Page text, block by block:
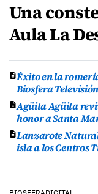
Una
Aula La
Éxito en la
Biosfera
Agüita Agüita
honor a Santa
Lanzarote
isla a los Centros